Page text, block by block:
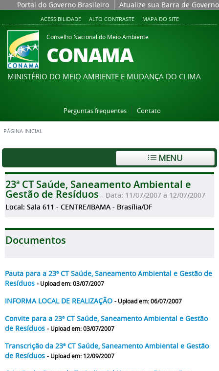
Portal do Governo Brasileiro Atualize sua Barra de Governo
ACESSIBILIDADE ALTO CONTRASTE MAPA DO SITE
Conselho Nacional do Meio Ambiente
CONAMA
MINISTÉRIO DO MEIO AMBIENTE E MUDANÇA DO CLIMA
Perguntas frequentes Contato
PÁGINA INICIAL
MENU
23ª CT Saúde, Saneamento Ambiental e
Gestão de Resíduos - Data: 11/07/2007 a 12/07/2007
Local: Sala 611 - CENTRE/IBAMA - Brasília/DF
Documentos
Pauta para a 23ª CT Saúde, Saneamento Ambiental e Gestão de
Resíduos - Upload em: 03/07/2007
INFORMA LOCAL DE REALIZAÇÃO - Upload em: 06/07/2007
Convite para a 23ª CT Saúde, Saneamento Ambiental e Gestão
de Resíduos - Upload em: 03/07/2007
Transcrição da 23ª CT Saúde, Saneamento Ambiental e Gestão
de Resíduos - Upload em: 12/09/2007